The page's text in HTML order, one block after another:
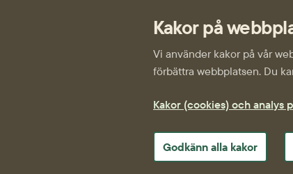
Kakor på
Vi använder kakor på vår
förbättra webbplatsen. Du
Kakor (cookies) och analys
Godkänn alla kakor